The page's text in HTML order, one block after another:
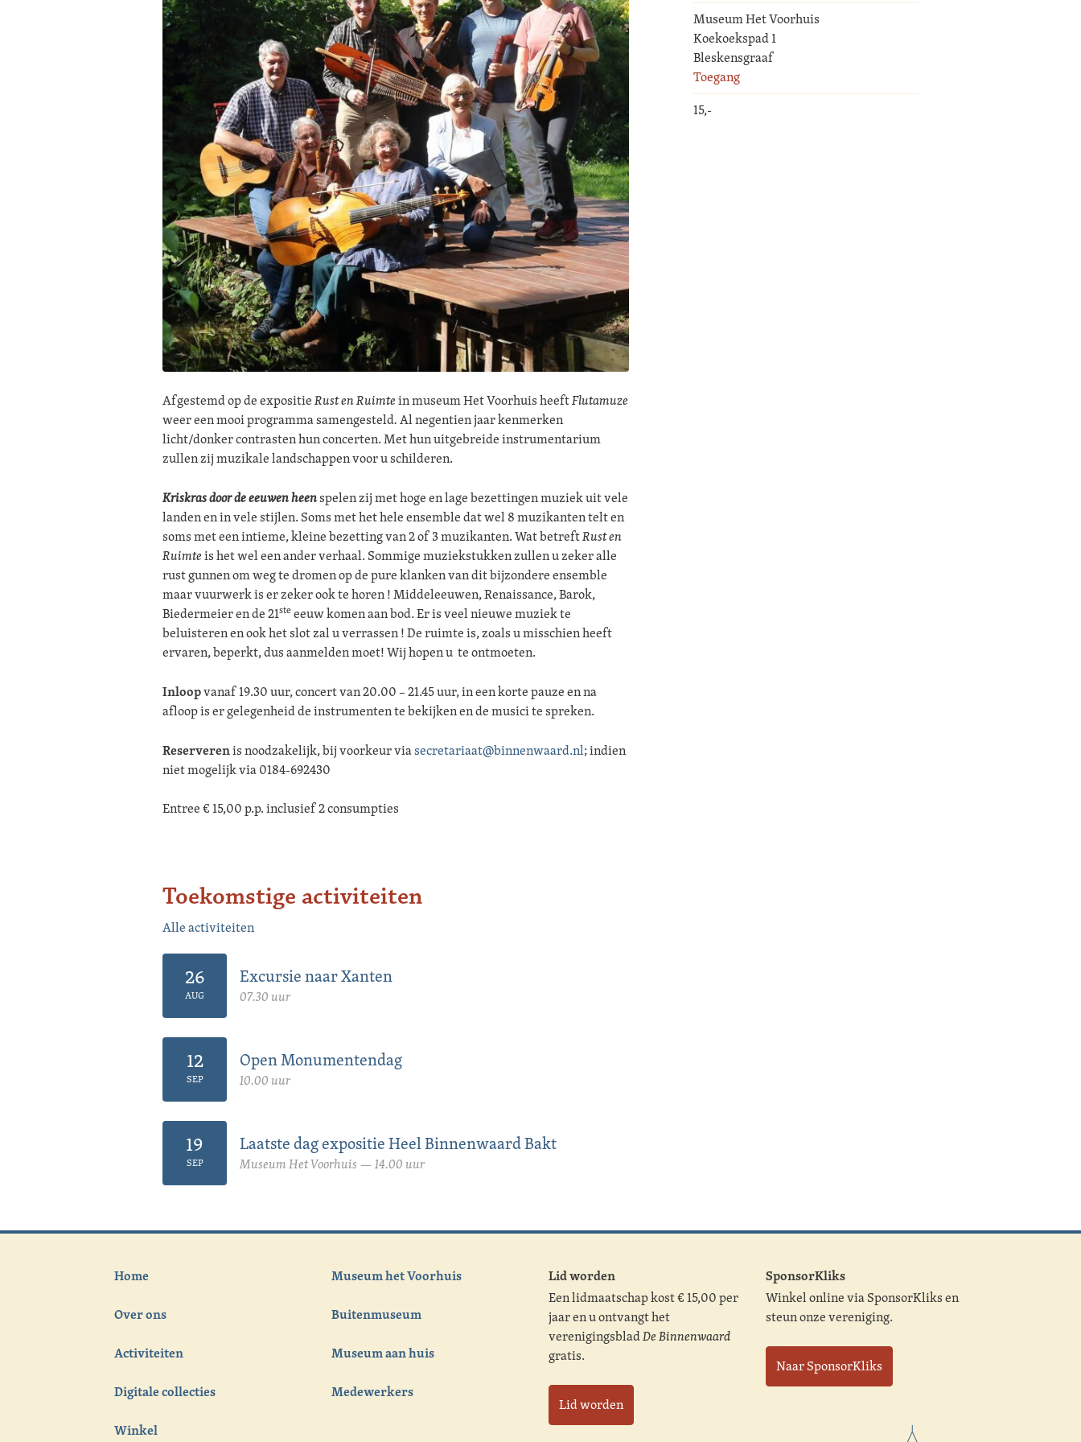
Afgestemd op de expositieRust en Ruimtein museum Het Voorhuis heeftFlutamuze
weer een mooi programma samengesteld.Al negentien jaar kenmerken
licht/donker contrasten hun concerten. Met hun uitgebreide instrumentarium
zullen zij muzikale landschappen voor u schilderen.
Kriskras door de eeuwen heenspelen zij met hoge en lage bezettingen muziek uit vele
landen en in vele stijlen. Soms met het hele ensemble dat wel 8 muzikanten telt en
soms met een intieme, kleine bezetting van 2 of 3 muzikanten. Wat betreftRust en
Ruimteis het wel een ander verhaal. Sommige muziekstukken zullen u zeker alle
rust gunnen om weg te dromen op de pure klanken van dit bijzondere ensemble
maar vuurwerk is er zeker ook te horen ! Middeleeuwen, Renaissance, Barok,
Biedermeier en de 21steeeuw komen aan bod. Er is veel nieuwe muziek te
beluisteren en ook het slot zal u verrassen ! De ruimte is, zoals u misschien heeft
ervaren, beperkt, dus aanmelden moet! Wij hopen u te ontmoeten.
Inloopvanaf 19.30 uur, concert van 20.00 – 21.45 uur, in een korte pauze en na
afloop is er gelegenheid de instrumenten te bekijken en de musici te spreken.
Reserverenis noodzakelijk, bij voorkeur viasecretariaat@binnenwaard.nl; indien
niet mogelijk via 0184-692430
Entree € 15,00 p.p. inclusief 2 consumpties
Museum Het Voorhuis
Koekoekspad 1
Bleskensgraaf
Toegang
15,-
Toekomstige activiteiten
Alle activiteiten
26
AUG
Excursie naar Xanten
07.30 uur
12
SEP
Open Monumentendag
10.00 uur
19
SEP
Laatste dag expositie Heel Binnenwaard Bakt
Museum Het Voorhuis — 14.00 uur
Home
Over ons
Activiteiten
Digitale collecties
Winkel
Museum het Voorhuis
Buitenmuseum
Museum aan huis
Medewerkers
Lid worden
Een lidmaatschap kost € 15,00 per
jaar en u ontvangt het
verenigingsbladDe Binnenwaard
gratis.
Lid worden
SponsorKliks
Winkel online via SponsorKliks en
steun onze vereniging.
Naar SponsorKliks